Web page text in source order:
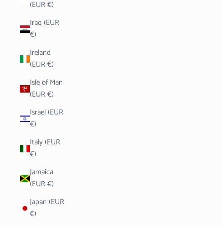
(EUR €)
Iraq (EUR
€)
Ireland
(EUR €)
Isle of Man
(EUR €)
Israel (EUR
€)
Italy (EUR
€)
Jamaica
(EUR €)
Japan (EUR
€)